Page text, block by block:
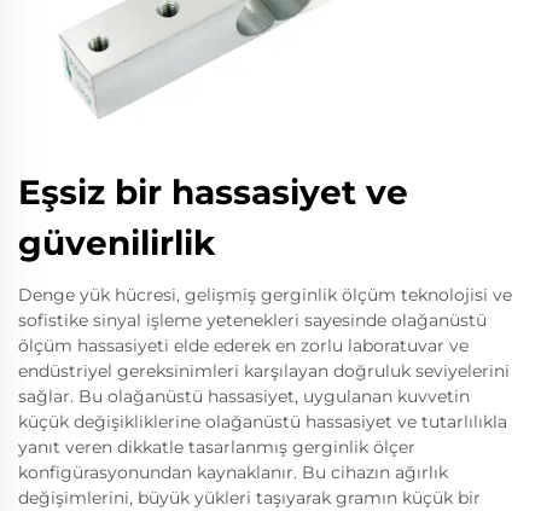
Eşsiz bir hassasiyet ve
güvenilirlik
Denge yük hücresi, gelişmiş gerginlik ölçüm teknolojisi ve
sofistike sinyal işleme yetenekleri sayesinde olağanüstü
ölçüm hassasiyeti elde ederek en zorlu laboratuvar ve
endüstriyel gereksinimleri karşılayan doğruluk seviyelerini
sağlar. Bu olağanüstü hassasiyet, uygulanan kuvvetin
küçük değişikliklerine olağanüstü hassasiyet ve tutarlılıkla
yanıt veren dikkatle tasarlanmış gerginlik ölçer
konfigürasyonundan kaynaklanır. Bu cihazın ağırlık
değişimlerini, büyük yükleri taşıyarak gramın küçük bir